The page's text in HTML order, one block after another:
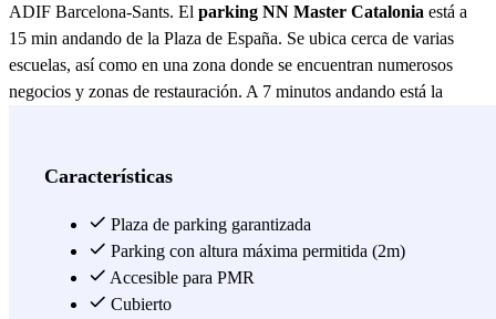
ADIF Barcelona-Sants. El parking NN Master Catalonia está a
15 min andando de la Plaza de España. Se ubica cerca de varias
escuelas, así como en una zona donde se encuentran numerosos
negocios y zonas de restauración. A 7 minutos andando está la
Como ofrece pases desde 6 horas podrás utilizar este parking para
zona. A partir de los precios por horas, cuenta con pases ilimitados
desde 1 día hasta 31 días. Además, el parking tiene horario 24 horas
y plazas especiales para personas con movilidad reducida a parte de
un sistema de videovigilancia cerrado con el que supervisan y
Características
Plaza de parking garantizada
Parking con altura máxima permitida (2m)
Accesible para PMR
Cubierto